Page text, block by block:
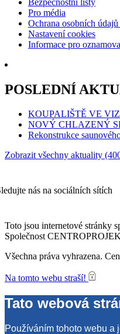
Pro média
Ochrana osobních
Nastavení cookies
Informace pro
POSLEDNÍ
KOUPALIŠTĚ VE
NOVÝ CHLAZENÝ
Rekonstrukce
Zobrazit všechny aktuality
nás na sociálních sítích
Toto jsou internetové stránky
Společnost
Všechna práva vyhrazena.
Na tomto webu straší!
Tato webová
Používáním tohoto webu a